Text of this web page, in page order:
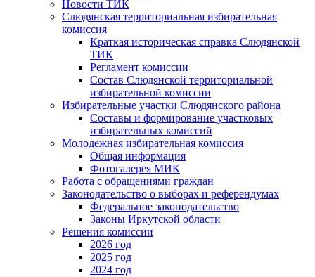
Новости ТИК
Слюдянская территориальная избирательная
комиссия
Краткая историческая справка Слюдянской
ТИК
Регламент комиссии
Состав Слюдянской территориальной
избирательной комиссии
Избирательные участки Слюдянского района
Составы и формирование участковых
избирательных комиссий
Молодежная избирательная комиссия
Общая информация
Фотогалерея МИК
Работа с обращениями граждан
Законодательство о выборах и референдумах
Федеральное законодательство
Законы Иркутской области
Решения комиссии
2026 год
2025 год
2024 год